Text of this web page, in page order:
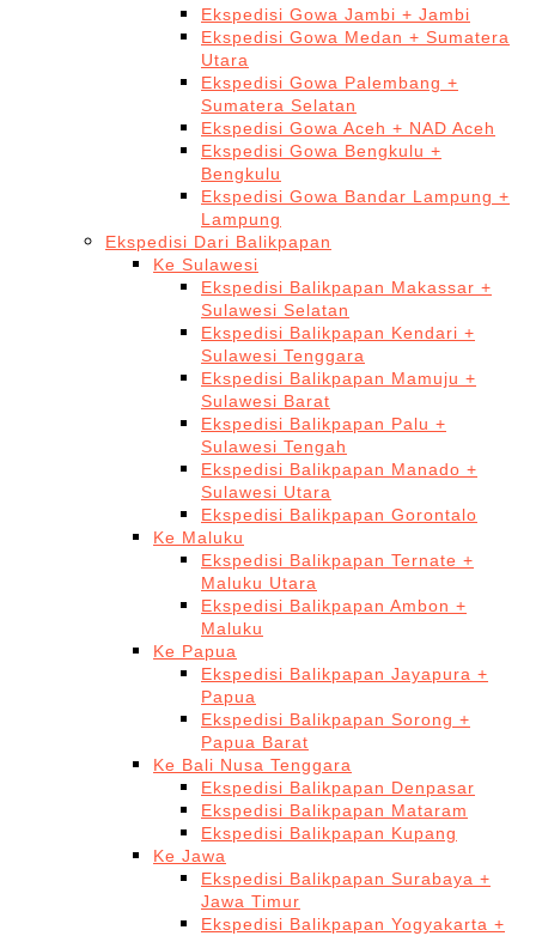
Ekspedisi Gowa Jambi + Jambi
Ekspedisi Gowa Medan + Sumatera
Utara
Ekspedisi Gowa Palembang +
Sumatera Selatan
Ekspedisi Gowa Aceh + NAD Aceh
Ekspedisi Gowa Bengkulu +
Bengkulu
Ekspedisi Gowa Bandar Lampung +
Lampung
Ekspedisi Dari Balikpapan
Ke Sulawesi
Ekspedisi Balikpapan Makassar +
Sulawesi Selatan
Ekspedisi Balikpapan Kendari +
Sulawesi Tenggara
Ekspedisi Balikpapan Mamuju +
Sulawesi Barat
Ekspedisi Balikpapan Palu +
Sulawesi Tengah
Ekspedisi Balikpapan Manado +
Sulawesi Utara
Ekspedisi Balikpapan Gorontalo
Ke Maluku
Ekspedisi Balikpapan Ternate +
Maluku Utara
Ekspedisi Balikpapan Ambon +
Maluku
Ke Papua
Ekspedisi Balikpapan Jayapura +
Papua
Ekspedisi Balikpapan Sorong +
Papua Barat
Ke Bali Nusa Tenggara
Ekspedisi Balikpapan Denpasar
Ekspedisi Balikpapan Mataram
Ekspedisi Balikpapan Kupang
Ke Jawa
Ekspedisi Balikpapan Surabaya +
Jawa Timur
Ekspedisi Balikpapan Yogyakarta +